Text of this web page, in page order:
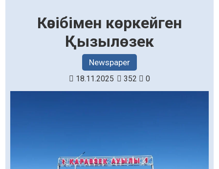
Кәсібімен көркейген
Қызылөзек
Newspaper
18.11.2025 352 0